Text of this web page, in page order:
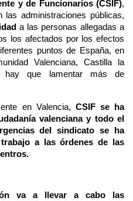
y de Funcionarios (CSIF),
las administraciones públicas,
a las personas allegadas a
los afectados por los efectos
puntos de España, en
Valenciana, Castilla la
hay que lamentar más de
en Valencia, CSIF se ha
valenciana y todo el
del sindicato se ha
a las órdenes de las
va a llevar a cabo las